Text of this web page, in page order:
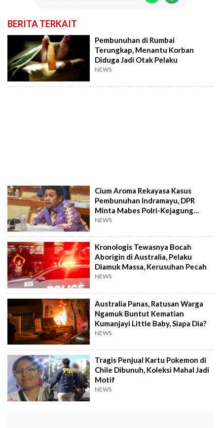
BERITA TERKAIT
Pembunuhan di Rumbai
Terungkap, Menantu Korban
Diduga Jadi Otak Pelaku
NEWS
Cium Aroma Rekayasa Kasus
Pembunuhan Indramayu, DPR
Minta Mabes Polri-Kejagung
Turun Tangan
NEWS
Kronologis Tewasnya Bocah
Aborigin di Australia, Pelaku
Diamuk Massa, Kerusuhan Pecah
NEWS
Australia Panas, Ratusan Warga
Ngamuk Buntut Kematian
Kumanjayi Little Baby, Siapa Dia?
NEWS
Tragis Penjual Kartu Pokemon di
Chile Dibunuh, Koleksi Mahal Jadi
Motif
NEWS